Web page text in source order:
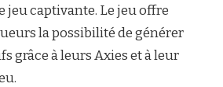
jeu captivante. Le jeu offre
la possibilité de générer
grâce à leurs Axies et à leur